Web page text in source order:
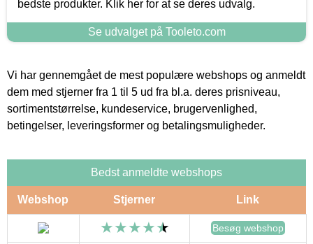
bedste produkter. Klik her for at se deres udvalg.
Se udvalget på Tooleto.com
Vi har gennemgået de mest populære webshops og anmeldt
dem med stjerner fra 1 til 5 ud fra bl.a. deres prisniveau,
sortimentstørrelse, kundeservice, brugervenlighed,
betingelser, leveringsformer og betalingsmuligheder.
Bedst anmeldte webshops
Webshop Stjerner Link
Besøg webshop